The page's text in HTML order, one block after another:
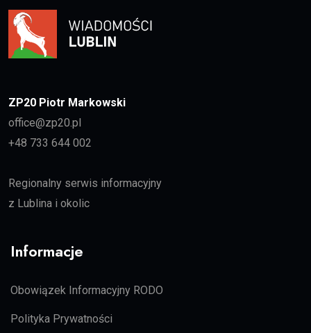
ZP20 Piotr Markowski
office@zp20.pl
+48 733 644 002
Regionalny serwis informacyjny
z Lublina i okolic
Informacje
Obowiązek Informacyjny RODO
Polityka Prywatności